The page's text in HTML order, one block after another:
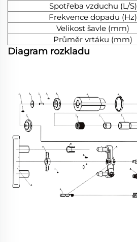
Spotřeba vzduchu (L/S)
Frekvence dopadu (Hz)
Velikost šavle (mm)
Průměr vrtáku (mm)
Diagram rozkladu